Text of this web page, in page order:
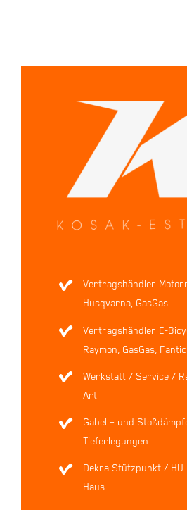
Vertragshändler
Husqvarna, GasGas
Vertragshändler E-
Raymon, GasGas,
Werkstatt / Service /
Art
Gabel – und
Tieferlegungen
Dekra Stützpunkt /
Haus